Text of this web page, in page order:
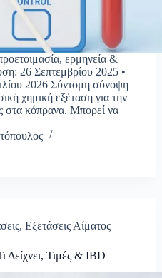
ερμηνεία &
26 Σεπτεμβρίου 2025 •
2026 Σύντομη σύνοψη
χημική εξέταση για την
στα κόπρανα. Μπορεί να
, Εξετάσεις Αίματος
Δείχνει, Τιμές & IBD